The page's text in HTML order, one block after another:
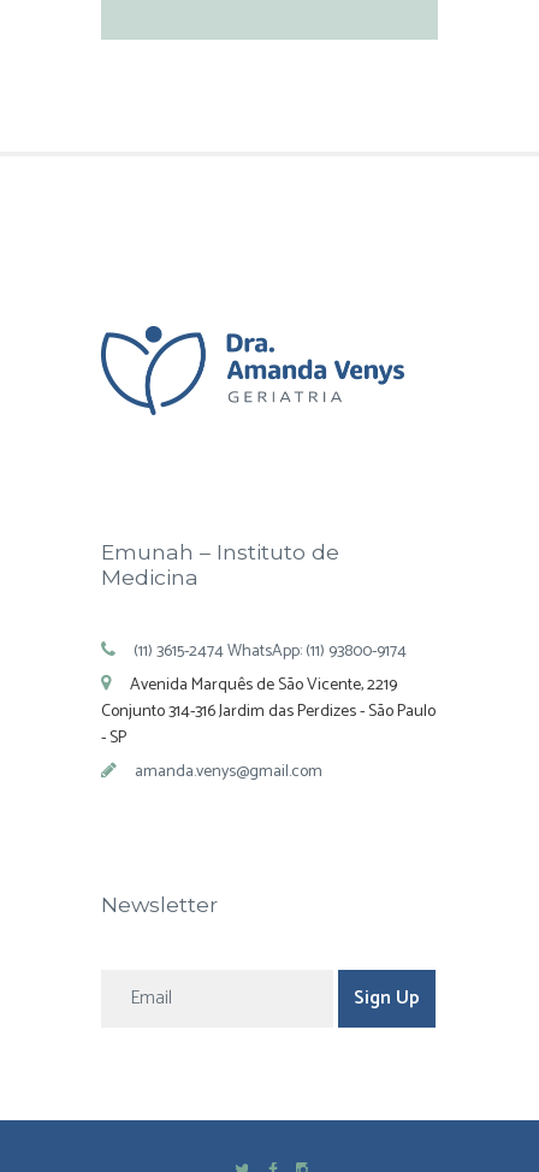
Emunah – Instituto de
Medicina
(11) 3615-2474 WhatsApp: (11) 93800-9174
Avenida Marquês de São Vicente, 2219
Conjunto 314-316 Jardim das Perdizes - São Paulo
- SP
amanda.venys@gmail.com
Newsletter